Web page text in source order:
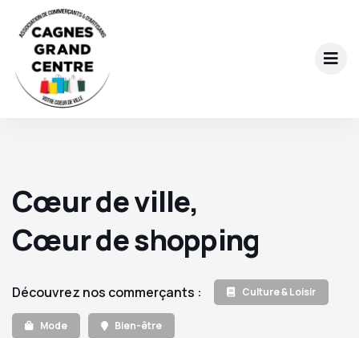
Cœur de ville,
Cœur de shopping
Découvrez nos commerçants : Culture & Loisir
Mode Bien-être